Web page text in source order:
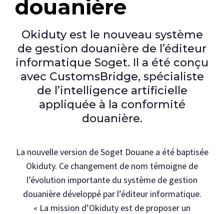
douanière
Okiduty est le nouveau système
de gestion douanière de l’éditeur
informatique Soget. Il a été conçu
avec CustomsBridge, spécialiste
de l’intelligence artificielle
appliquée à la conformité
douanière.
La nouvelle version de Soget Douane a été baptisée
Okiduty. Ce changement de nom témoigne de
l’évolution importante du système de gestion
douanière développé par l’éditeur informatique.
« La mission d’Okiduty est de proposer un